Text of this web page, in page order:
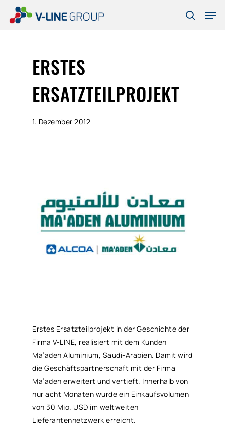
search
ERSTES
ERSATZTEILPROJEKT
1. Dezember 2012
Erstes Ersatzteilprojekt in der Geschichte der
Firma V-LINE, realisiert mit dem Kunden
Ma’aden Aluminium, Saudi-Arabien. Damit wird
die Geschäftspartnerschaft mit der Firma
Ma’aden erweitert und vertieft. Innerhalb von
nur acht Monaten wurde ein Einkaufsvolumen
von 30 Mio. USD im weltweiten
Lieferantennetzwerk erreicht.